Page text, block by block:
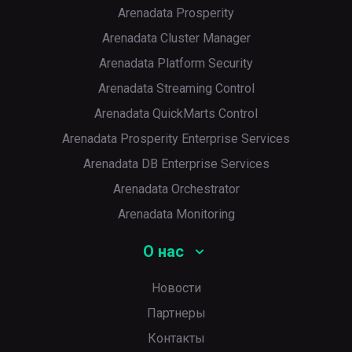
Arenadata Prosperity
Arenadata Cluster Manager
Arenadata Platform Security
Arenadata Streaming Control
Arenadata QuickMarts Control
Arenadata Prosperity Enterprise Services
Arenadata DB Enterprise Services
Arenadata Orchestrator
Arenadata Monitoring
О нас
Новости
Партнеры
Контакты